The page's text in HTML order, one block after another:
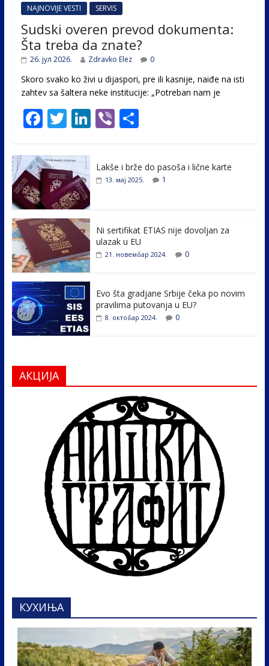
NAJNOVIJE VESTI SERVIS
Sudski overen prevod dokumenta:
Šta treba da znate?
26. јул 2026. Zdravko Elez 0
Skoro svako ko živi u dijaspori, pre ili kasnije, naiđe na isti
zahtev sa šaltera neke institucije: „Potreban nam je
F
e
b
o
o
k
T
itt
er
Li
e
Vi
er
S
ar
e
Lakše i brže do pasoša i lične karte
13. мај 2025. 1
Ni sertifikat ETIAS nije dovoljan za
ulazak u EU
21. новембар 2024. 0
Evo šta gradjane Srbije čeka po novim
pravilima putovanja u EU?
8. октобар 2024. 0
АКЦИЈА
КУХИЊА